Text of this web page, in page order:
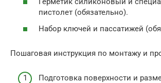
пистолет (обязательно).
Набор ключей и пассатижей
Пошаговая инструкция по монтажу и
Подготовка поверхности и